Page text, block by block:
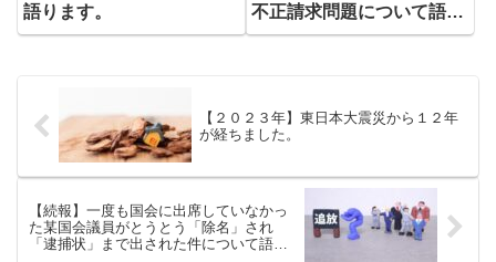
語ります。
不正請求問題について語り
ます。
【２０２３年】東日本大震災から１２年
が経ちました。
【続報】一度も国会に出席していなかっ
た某国会議員がとうとう「除名」され
「逮捕状」まで出された件について語り